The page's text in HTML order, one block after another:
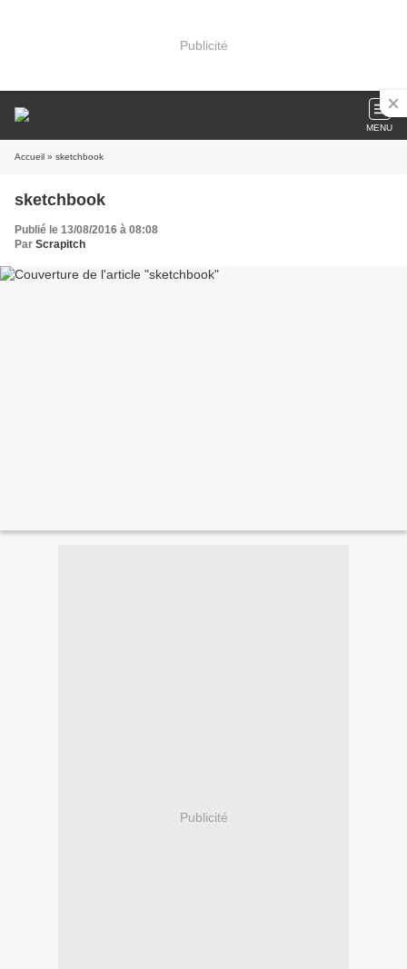
Publicité
MENU
Accueil » sketchbook
sketchbook
Publié le 13/08/2016 à 08:08
Par Scrapitch
Publicité